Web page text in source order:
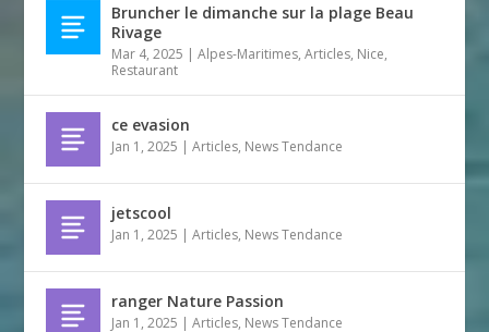
Bruncher le dimanche sur la plage Beau
Rivage
Mar 4, 2025 |Alpes-Maritimes,Articles, Nice,
Restaurant
ce evasion
Jan 1, 2025 |Articles, News Tendance
jetscool
Jan 1, 2025 |Articles, News Tendance
ranger Nature Passion
Jan 1, 2025 |Articles, News Tendance